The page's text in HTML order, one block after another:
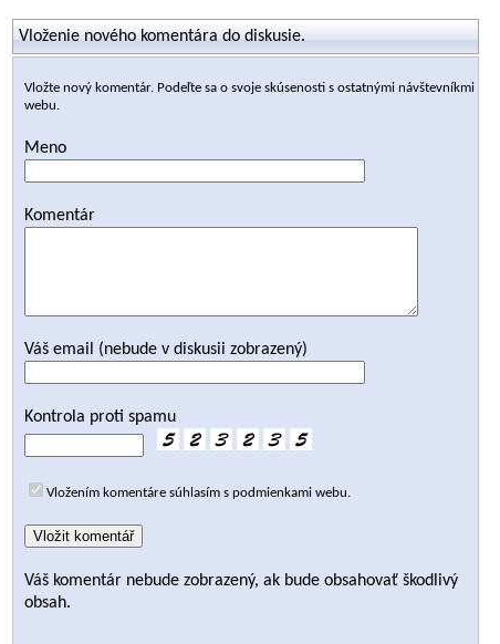
Vloženie nového komentára do diskusie.
Vložte nový komentár. Podeľte sa o svoje skúsenosti s ostatnými návštevníkmi
webu.
Meno
Komentár
Váš email (nebude v diskusii zobrazený)
Kontrola proti spamu
Vložením komentáre súhlasím s podmienkami webu.
Váš komentár nebude zobrazený, ak bude obsahovať škodlivý
obsah.